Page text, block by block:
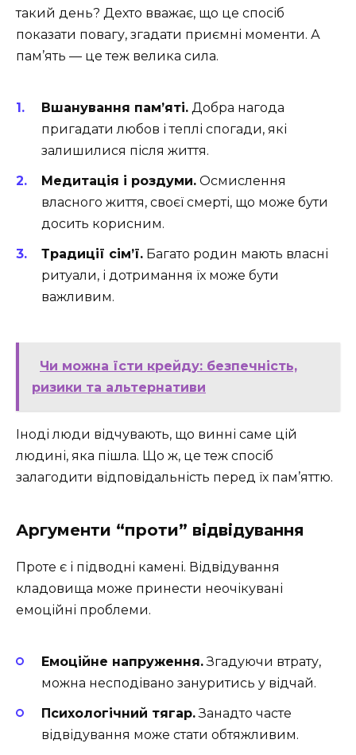
такий день? Дехто вважає, що це спосіб
показати повагу, згадати приємні моменти. А
пам’ять — це теж велика сила.
Вшанування пам’яті. Добра нагода
пригадати любов і теплі спогади, які
залишилися після життя.
Медитація і роздуми. Осмислення
власного життя, своєї смерті, що може бути
досить корисним.
Традиції сім’ї. Багато родин мають власні
ритуали, і дотримання їх може бути
важливим.
Чи можна їсти крейду: безпечність,
ризики та альтернативи
Іноді люди відчувають, що винні саме цій
людині, яка пішла. Що ж, це теж спосіб
залагодити відповідальність перед їх пам’яттю.
Аргументи “проти” відвідування
Проте є і підводні камені. Відвідування
кладовища може принести неочікувані
емоційні проблеми.
Емоційне напруження.Згадуючи втрату,
можна несподівано зануритись у відчай.
Психологічний тягар.Занадто часте
відвідування може стати обтяжливим.